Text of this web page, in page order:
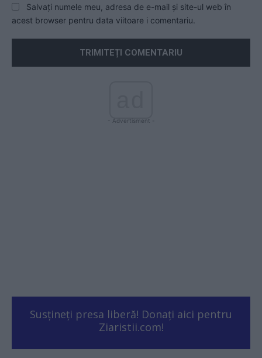
Salvați numele meu, adresa de e-mail și site-ul web în
acest browser pentru data viitoare i comentariu.
- Advertisment -
Susțineți presa liberă! Donați aici pentru
Ziaristii.com!